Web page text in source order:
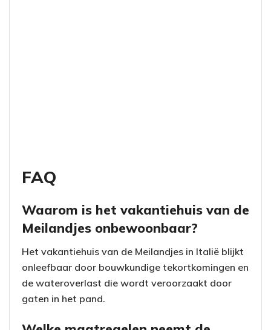
FAQ
Waarom is het vakantiehuis van de
Meilandjes onbewoonbaar?
Het vakantiehuis van de Meilandjes in Italië blijkt
onleefbaar door bouwkundige tekortkomingen en
de wateroverlast die wordt veroorzaakt door
gaten in het pand.